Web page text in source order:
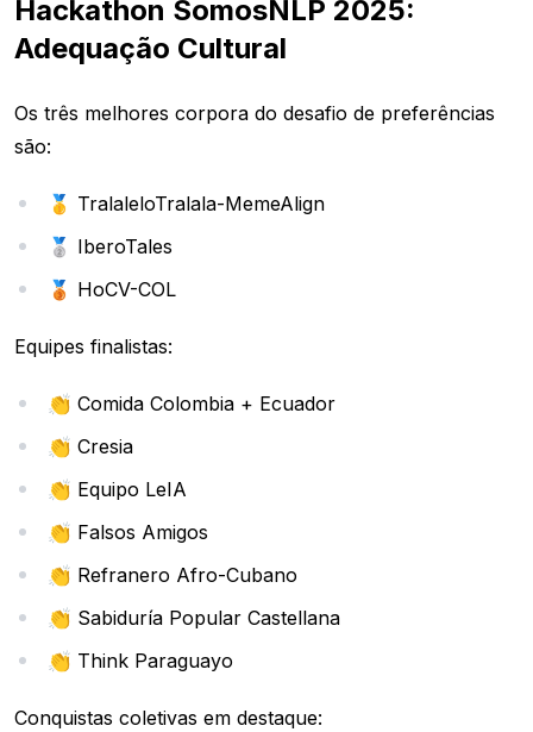
Hackathon SomosNLP 2025:
Adequação Cultural
Os três melhores corpora do desafio de preferências
são:
🥇 TralaleloTralala-MemeAlign
🥈 IberoTales
🥉 HoCV-COL
Equipes finalistas:
👏 Comida Colombia + Ecuador
👏 Cresia
👏 Equipo LeIA
👏 Falsos Amigos
👏 Refranero Afro-Cubano
👏 Sabiduría Popular Castellana
👏 Think Paraguayo
Conquistas coletivas em destaque: